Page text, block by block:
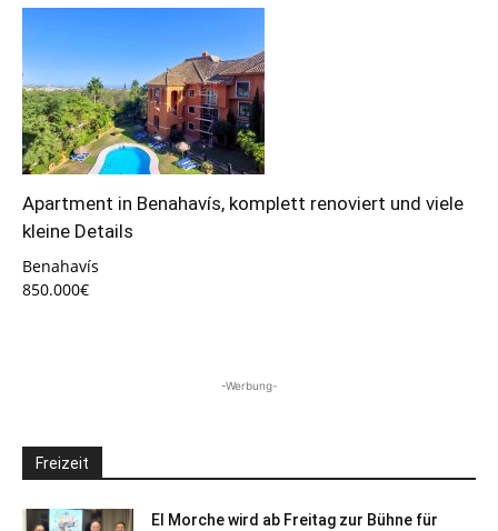
Apartment in Benahavís, komplett renoviert und viele
kleine Details
Benahavís
850.000€
-Werbung-
Freizeit
El Morche wird ab Freitag zur Bühne für